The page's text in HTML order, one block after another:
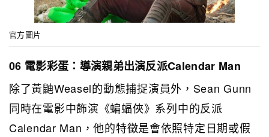
官方圖片
06 電影彩蛋：導演親弟出演反派Calendar Man
除了黃鼬Weasel的動態捕捉演員外，Sean Gunn
同時在電影中飾演《蝙蝠俠》系列中的反派
Calendar Man，他的特徵是會依照特定日期或假